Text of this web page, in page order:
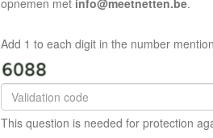
opnemen met info@meetnetten.be.
Add 1 to each digit in the number
This question is needed for protection